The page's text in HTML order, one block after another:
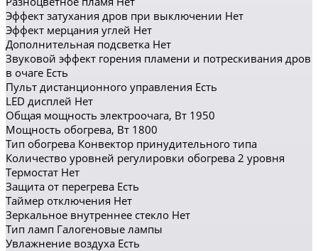
Эффект затухания дров при выключении Нет
Эффект мерцания углей Нет
Дополнительная подсветка Нет
Звуковой эффект горения пламени и потрескивания дров
в очаге Есть
Пульт дистанционного управления Есть
LED дисплей Нет
Общая мощность электроочага, Вт 1950
Мощность обогрева, Вт 1800
Тип обогрева Конвектор принудительного типа
Количество уровней регулировки обогрева 2 уровня
Термостат Нет
Защита от перегрева Есть
Таймер отключения Нет
Зеркальное внутреннее стекло Нет
Тип ламп Галогеновые лампы
Увлажнение воздуха Есть